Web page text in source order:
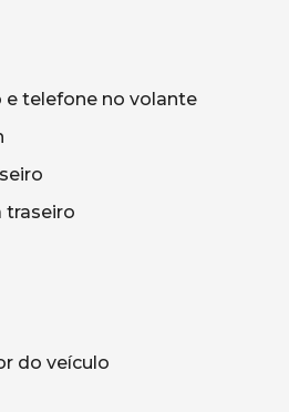
e telefone no volante
traseiro
do veículo